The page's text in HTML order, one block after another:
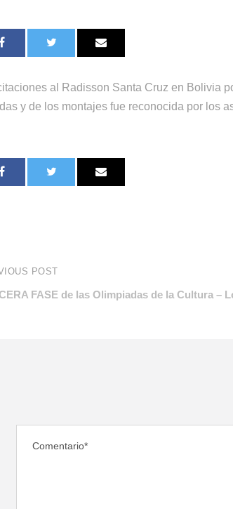
al Radisson Santa Cruz en Bolivia
y de los montajes fue reconocida por los
POST
FASE de las Olimpiadas de la Cultura –